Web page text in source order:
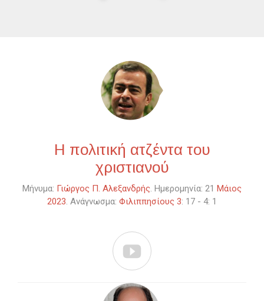
Η πολιτική ατζέντα του
χριστιανού
Μήνυμα: Γιώργος Π. Αλεξανδρής. Ημερομηνία: 21 Μάιος
2023. Ανάγνωσμα: Φιλιππησίους 3: 17 - 4: 1
